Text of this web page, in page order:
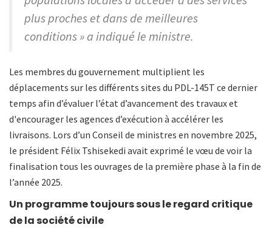
plus proches et dans de meilleures
conditions » a indiqué le ministre.
Les membres du gouvernement multiplient les
déplacements sur les différents sites du PDL-145T ce dernier
temps afin d’évaluer l’état d’avancement des travaux et
d'encourager les agences d’exécution à accélérer les
livraisons. Lors d’un Conseil de ministres en novembre 2025,
le président Félix Tshisekedi avait exprimé le vœu de voir la
finalisation tous les ouvrages de la première phase à la fin de
l’année 2025.
Un programme toujours sous le regard critique
de la société civile